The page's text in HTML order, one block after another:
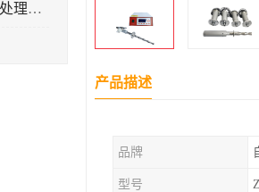
超声波金属熔体处理设备
产品描述
品牌
型号